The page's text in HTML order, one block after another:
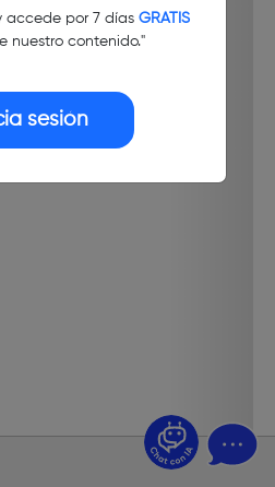
accede por 7 días GRATIS
nuestro contenido."
sesión